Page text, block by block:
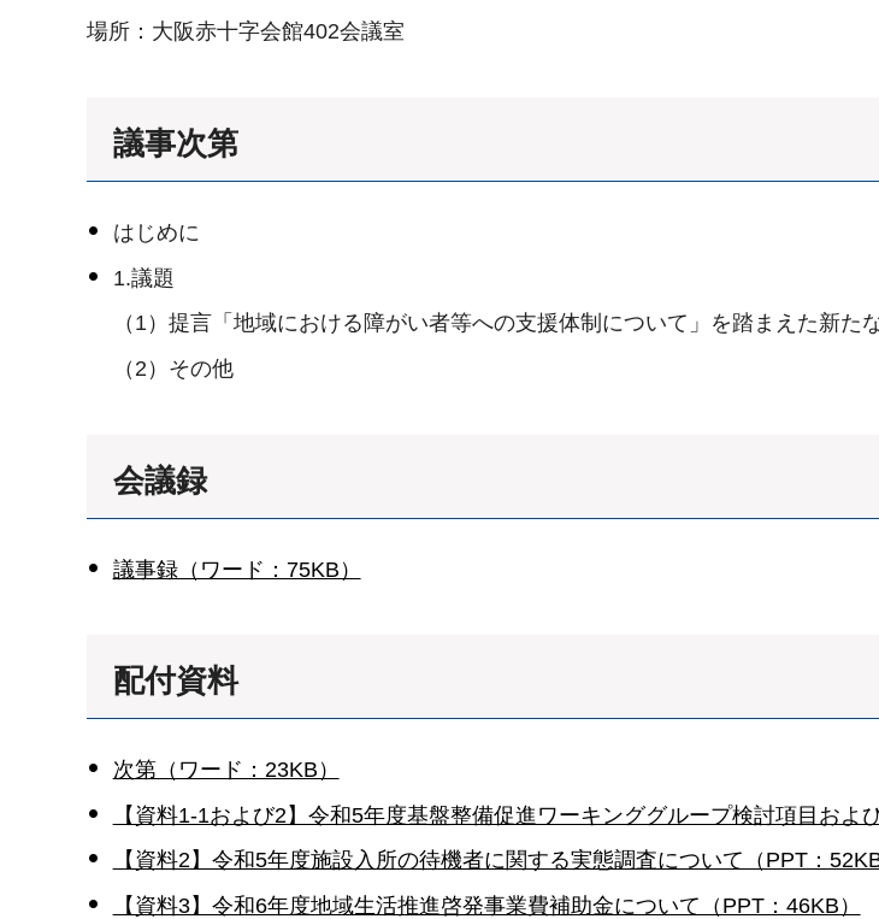
場所：大阪赤十字会館402会議室
議事次第
はじめに
1.議題
（1）提言「地域における障がい者等への支援体制について」を踏まえた新た
（2）その他
会議録
議事録（ワード：75KB）
配付資料
次第（ワード：23KB）
【資料1-1および2】令和5年度基盤整備促進ワーキンググループ検討項目およ
【資料2】令和5年度施設入所の待機者に関する実態調査について（PPT：52KB
【資料3】令和6年度地域生活推進啓発事業費補助金について（PPT：46KB）